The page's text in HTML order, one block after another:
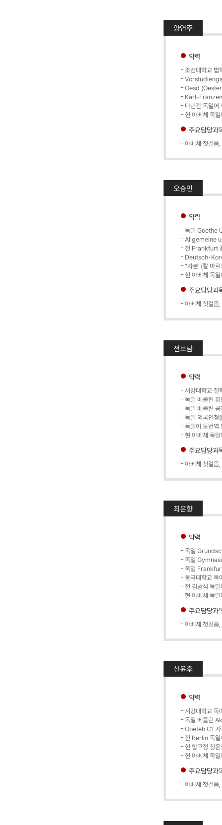
양연주
약력
조선대학교 법
Oesd
Karl-
다년간 독일어
현 아베체 독
주요담당과
아베체 첫걸
오승민
약력
독일 Goethe
Allgemeine
전 Frankfurt
Deutsch-
"자본"(칼 마르
현 아베체 독
주요담당과
아베체 첫걸
전보담
약력
서강대학교 철
독일 베를린
독일 베를린
독일 외국인
독일어 통번역
현 아베체 독
주요담당과
아베체 첫걸
최은향
약력
독일
독일
독일
동국대학교 독
전 김범식 독
현 아베체 독
주요담당과
아베체 첫걸
신윤후
약력
서강대학교 독
독일 베를린
Ooeteh C1 자
전 Berlin 독일
현 압구정 청
현 아베체 독
주요담당과
아베체 첫걸